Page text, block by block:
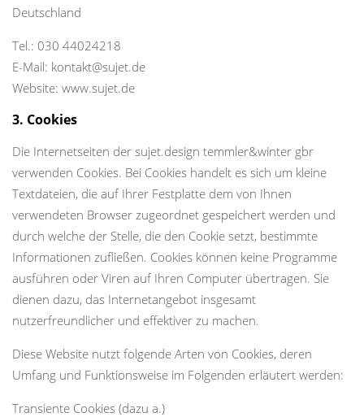
Deutschland
Tel.: 030 44024218
E-Mail: kontakt@sujet.de
Website: www.sujet.de
3. Cookies
Die Internetseiten der sujet.design temmler&winter gbr
verwenden Cookies. Bei Cookies handelt es sich um kleine
Textdateien, die auf Ihrer Festplatte dem von Ihnen
verwendeten Browser zugeordnet gespeichert werden und
durch welche der Stelle, die den Cookie setzt, bestimmte
Informationen zufließen. Cookies können keine Programme
ausführen oder Viren auf Ihren Computer übertragen. Sie
dienen dazu, das Internetangebot insgesamt
nutzerfreundlicher und effektiver zu machen.
Diese Website nutzt folgende Arten von Cookies, deren
Umfang und Funktionsweise im Folgenden erläutert werden:
Transiente Cookies (dazu a.)